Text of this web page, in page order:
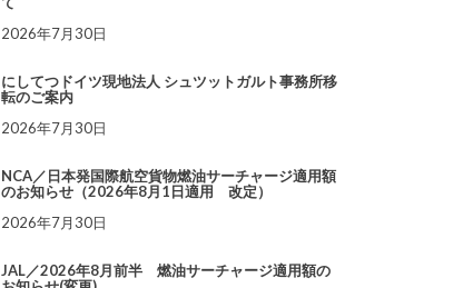
2026年7月30日
にしてつドイツ現地法人 シュツットガルト事務所移
転のご案内
2026年7月30日
NCA／日本発国際航空貨物燃油サーチャージ適用額
のお知らせ（2026年8月1日適用 改定）
2026年7月30日
JAL／2026年8月前半 燃油サーチャージ適用額の